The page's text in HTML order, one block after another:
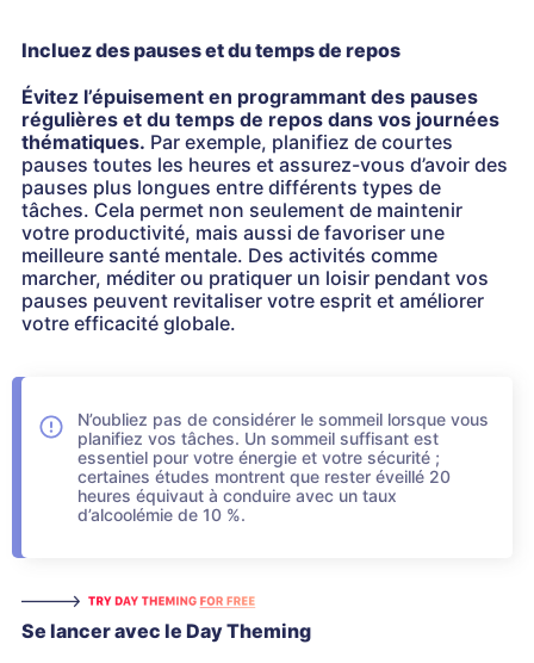
Incluez des pauses et du temps de repos
Évitez l’épuisement en programmant des pauses
régulières et du temps de repos dans vos journées
thématiques. Par exemple, planifiez de courtes
pauses toutes les heures et assurez-vous d’avoir des
pauses plus longues entre différents types de
tâches. Cela permet non seulement de maintenir
votre productivité, mais aussi de favoriser une
meilleure santé mentale. Des activités comme
marcher, méditer ou pratiquer un loisir pendant vos
pauses peuvent revitaliser votre esprit et améliorer
votre efficacité globale.
N’oubliez pas de considérer le sommeil lorsque vous
planifiez vos tâches. Un sommeil suffisant est
essentiel pour votre énergie et votre sécurité ;
certaines études montrent que rester éveillé 20
heures équivaut à conduire avec un taux
d’alcoolémie de 10 %.
Se lancer avec le Day Theming